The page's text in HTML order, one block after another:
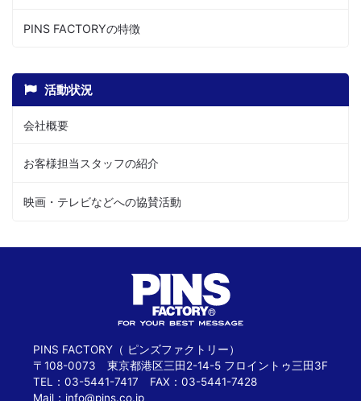
PINS FACTORYの特徴
活動状況
会社概要
お客様担当スタッフの紹介
映画・テレビなどへの協賛活動
PINS FACTORY（ ピンズファクトリー）
〒108-0073 東京都港区三田2-14-5 フロイントゥ三田3F
TEL：03-5441-7417 FAX：03-5441-7428
Mail： info@pins.co.jp